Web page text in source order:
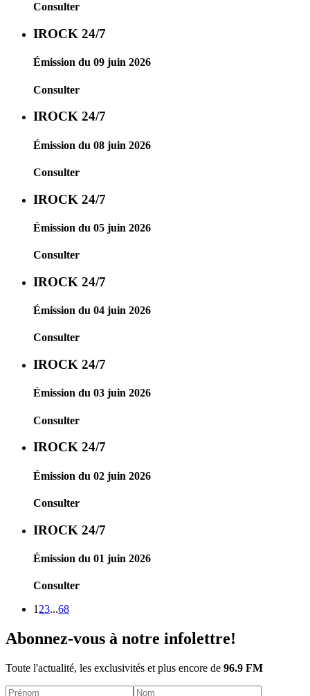
Consulter
IROCK 24/7
Émission du 09 juin 2026
Consulter
IROCK 24/7
Émission du 08 juin 2026
Consulter
IROCK 24/7
Émission du 05 juin 2026
Consulter
IROCK 24/7
Émission du 04 juin 2026
Consulter
IROCK 24/7
Émission du 03 juin 2026
Consulter
IROCK 24/7
Émission du 02 juin 2026
Consulter
IROCK 24/7
Émission du 01 juin 2026
Consulter
1 23...68
Abonnez-vous à notre infolettre!
Toute l'actualité, les exclusivités et plus encore de 96.9 FM